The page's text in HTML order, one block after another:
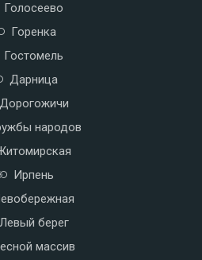
Голосеево
Горенка
Гостомель
Дарница
Дорогожичи
народов
Ирпень
Левый берег
массив